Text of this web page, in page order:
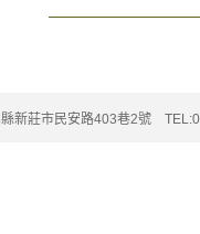
縣新莊市民安路403巷2號